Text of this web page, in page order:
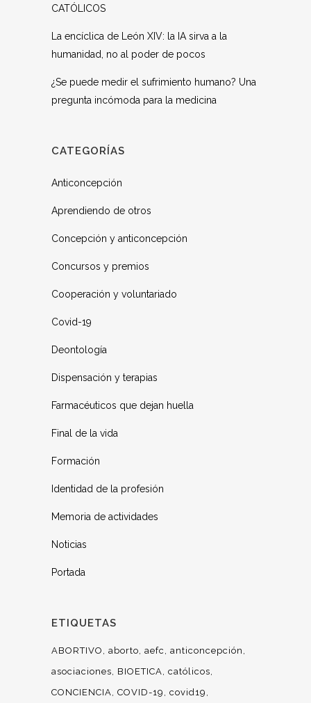
CATÓLICOS
La encíclica de León XIV: la IA sirva a la
humanidad, no al poder de pocos
¿Se puede medir el sufrimiento humano? Una
pregunta incómoda para la medicina
CATEGORÍAS
Anticoncepción
Aprendiendo de otros
Concepción y anticoncepción
Concursos y premios
Cooperación y voluntariado
Covid-19
Deontología
Dispensación y terapias
Farmacéuticos que dejan huella
Final de la vida
Formación
Identidad de la profesión
Memoria de actividades
Noticias
Portada
ETIQUETAS
ABORTIVO aborto aefc
anticoncepción
asociaciones
BIOETICA católicos
CONCIENCIA COVID-19
covid19